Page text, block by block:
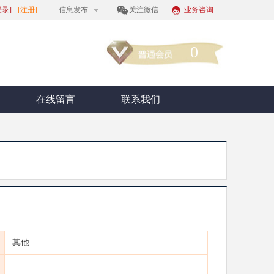
业务咨询
关注微信
信息发布
[注册]
录]
0
在线留言 联系我们
其他